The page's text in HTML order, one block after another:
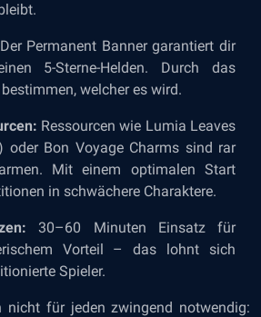
Der Permanent Banner garantiert dir
5-Sterne-Helden. Durch das
welcher es wird.
Ressourcen wie Lumia Leaves
oder Bon Voyage Charms sind rar
Mit einem optimalen Start
in schwächere Charaktere.
30–60 Minuten Einsatz für
Vorteil – das lohnt sich
Spieler.
nicht für jeden zwingend notwendig: